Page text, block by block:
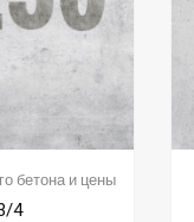
бетона и цены
4